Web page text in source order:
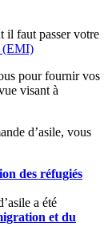
il faut passer votre
(EMI)
pour fournir vos
visant à
d’asile, vous
des réfugiés
a été
et du